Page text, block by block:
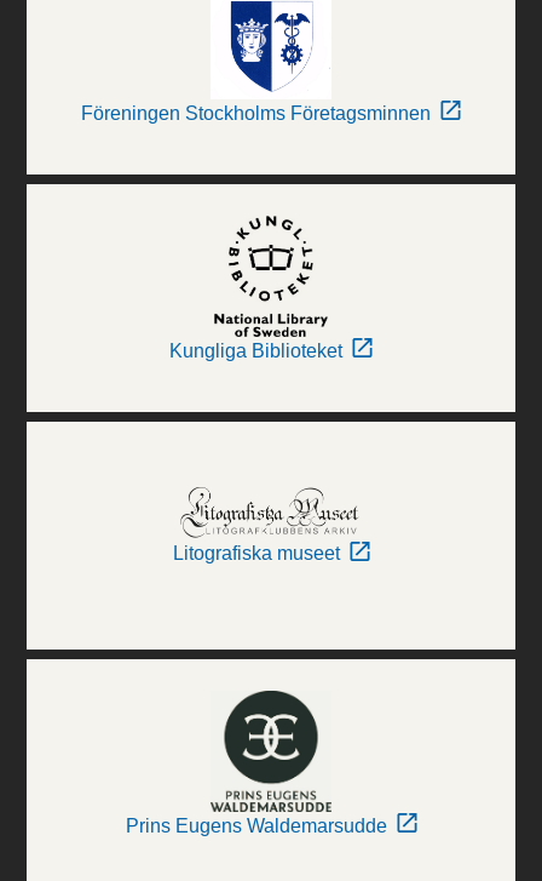
Föreningen Stockholms Företagsminnen
Kungliga Biblioteket
Litografiska museet
Prins Eugens Waldemarsudde